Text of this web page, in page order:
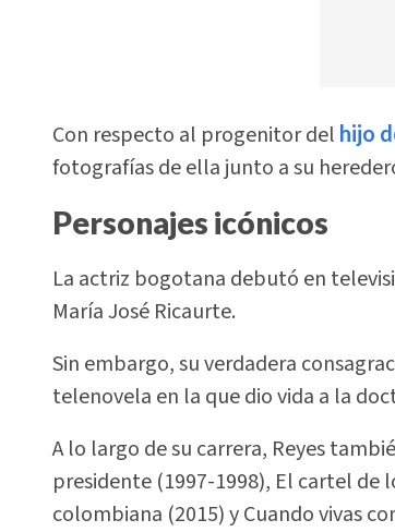
Con respecto al progenitor del hijo
fotografías de ella junto a su
Personajes icónicos
La actriz bogotana debutó en
María José Ricaurte.
Sin embargo, su verdadera
telenovela en la que dio vida a la
A lo largo de su carrera, Reyes
presidente (1997-1998), El cartel de
colombiana (2015) y Cuando vivas